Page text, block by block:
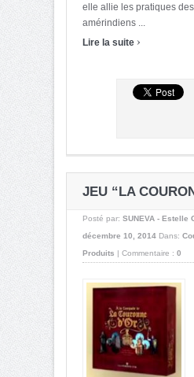
elle allie les pratiques
amérindiens ...
Lire la suite ›
JEU “LA
Posté par: SUNEVA - Estelle
décembre 10, 2014 Dans:
Produits | Commentaire : 0